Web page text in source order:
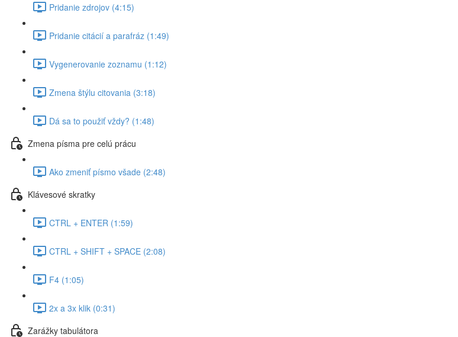
Pridanie zdrojov (4:15)
Pridanie citácií a parafráz (1:49)
Vygenerovanie zoznamu (1:12)
Zmena štýlu citovania (3:18)
Dá sa to použiť vždy? (1:48)
Zmena písma pre celú prácu
Ako zmeniť písmo všade (2:48)
Klávesové skratky
CTRL + ENTER (1:59)
CTRL + SHIFT + SPACE (2:08)
F4 (1:05)
2x a 3x klik (0:31)
Zarážky tabulátora